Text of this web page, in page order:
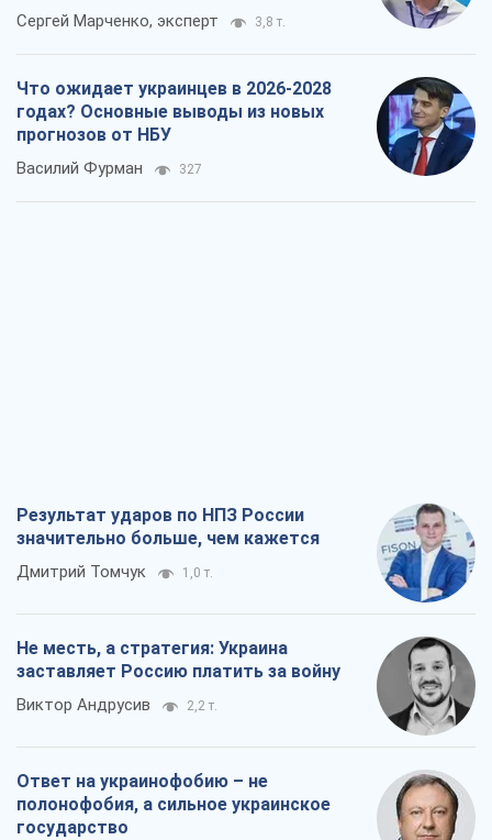
Сергей Марченко, эксперт 3,8 т.
Что ожидает украинцев в 2026-2028
годах? Основные выводы из новых
прогнозов от НБУ
Василий Фурман 327
Результат ударов по НПЗ России
значительно больше, чем кажется
Дмитрий Томчук 1,0 т.
Не месть, а стратегия: Украина
заставляет Россию платить за войну
Виктор Андрусив 2,2 т.
Ответ на украинофобию – не
полонофобия, а сильное украинское
государство